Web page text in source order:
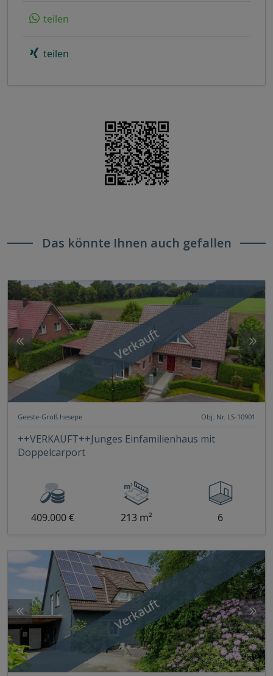
teilen
teilen
Das könnte Ihnen auch gefallen
Verkauft
Geeste-Groß hesepe Obj. Nr. LS-10901
++VERKAUFT++Junges Einfamilienhaus mit
Doppelcarport
409.000 € 213 m² 6
Verkauft